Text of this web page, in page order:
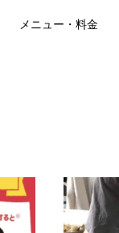
メニュー・料金